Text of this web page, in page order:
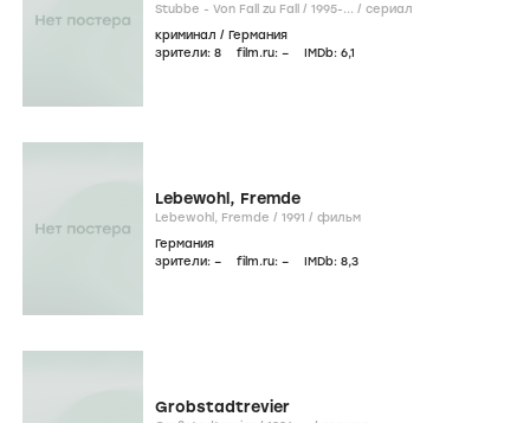
Stubbe - Von Fall zu Fall / 1995-... / сериал
криминал / Германия
зрители: 8 film.ru: – IMDb: 6,1
Lebewohl, Fremde
Lebewohl, Fremde / 1991 / фильм
Германия
зрители: – film.ru: – IMDb: 8,3
Grobstadtrevier